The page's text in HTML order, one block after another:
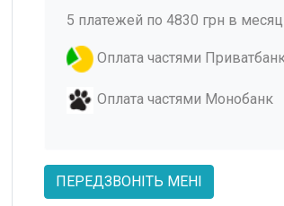
5 платежей по 4830 грн в месяц
Оплата частями
Оплата частями Монобанк
ПЕРЕДЗВОНІТЬ МЕНІ